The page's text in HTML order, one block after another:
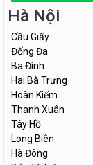
Hà Nội
Cầu Giấy
Đống Đa
Ba Đình
Hai Bà Trưng
Hoàn Kiếm
Thanh Xuân
Tây Hồ
Long Biên
Hà Đông